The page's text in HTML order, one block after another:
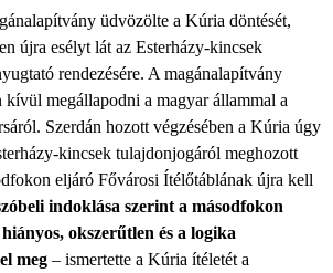
üdvözölte a Kúria döntését,
újra esélyt lát az Esterházy-kincsek
rendezésére. A magánalapítvány
kívül megállapodni a magyar állammal a
Szerdán hozott végzésében a Kúria úgy
kincsek tulajdonjogáról meghozott
eljáró Fővárosi Ítélőtáblának újra kell
indoklása szerint a másodfokon
okszerűtlen és a logika
meg – ismertette a Kúria ítéletét a